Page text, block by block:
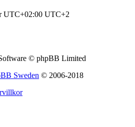
UTC+02:00 UTC+2
© phpBB Limited
Sweden © 2006-2018